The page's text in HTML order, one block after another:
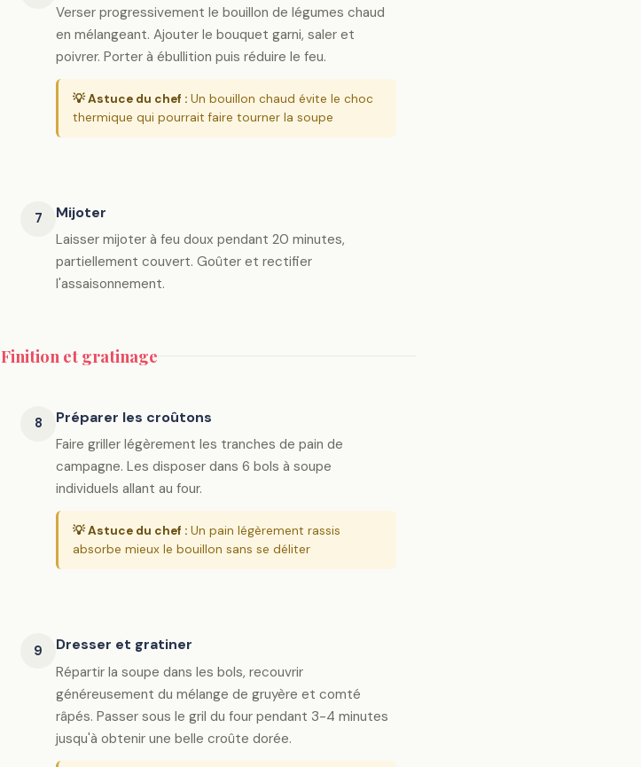
Verser progressivement le bouillon de légumes chaud
en mélangeant. Ajouter le bouquet garni, saler et
poivrer. Porter à ébullition puis réduire le feu.
💡 Astuce du chef : Un bouillon chaud évite le choc
thermique qui pourrait faire tourner la soupe
7 Mijoter
Laisser mijoter à feu doux pendant 20 minutes,
partiellement couvert. Goûter et rectifier
l'assaisonnement.
Finition et gratinage
8 Préparer les croûtons
Faire griller légèrement les tranches de pain de
campagne. Les disposer dans 6 bols à soupe
individuels allant au four.
💡 Astuce du chef : Un pain légèrement rassis
absorbe mieux le bouillon sans se déliter
9 Dresser et gratiner
Répartir la soupe dans les bols, recouvrir
généreusement du mélange de gruyère et comté
râpés. Passer sous le gril du four pendant 3-4 minutes
jusqu'à obtenir une belle croûte dorée.